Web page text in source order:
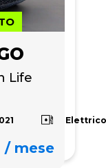
Life
/mese